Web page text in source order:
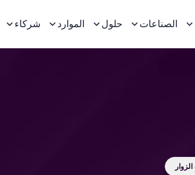
الصناعات حلول الموارد شركاء
الزوار